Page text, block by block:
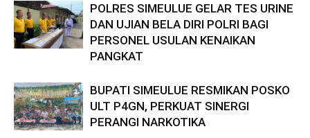
POLRES SIMEULUE GELAR TES URINE
DAN UJIAN BELA DIRI POLRI BAGI
PERSONEL USULAN KENAIKAN
PANGKAT
BUPATI SIMEULUE RESMIKAN POSKO
ULT P4GN, PERKUAT SINERGI
PERANGI NARKOTIKA